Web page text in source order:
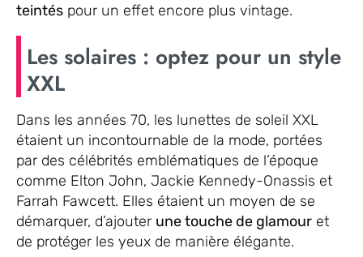
teintés pour un effet encore plus vintage.
Les solaires : optez pour un style
XXL
Dans les années 70, les lunettes de soleil XXL
étaient un incontournable de la mode, portées
par des célébrités emblématiques de l’époque
comme Elton John, Jackie Kennedy-Onassis et
Farrah Fawcett. Elles étaient un moyen de se
démarquer, d’ajouter une touche de glamour et
de protéger les yeux de manière élégante.